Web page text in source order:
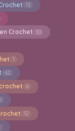
12
Crochet 10
1
62
6
12